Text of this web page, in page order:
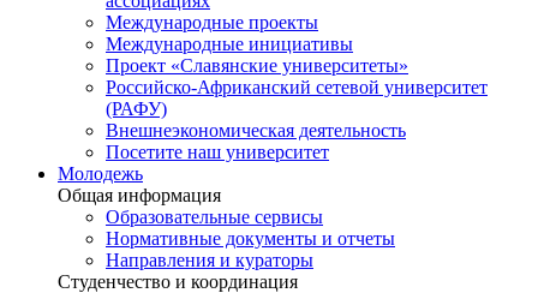
Международные проекты
Международные инициативы
Проект «Славянские университеты»
Российско-Африканский сетевой университет
(РАФУ)
Внешнеэкономическая деятельность
Посетите наш университет
Молодежь
Общая информация
Образовательные сервисы
Нормативные документы и отчеты
Направления и кураторы
Студенчество и координация